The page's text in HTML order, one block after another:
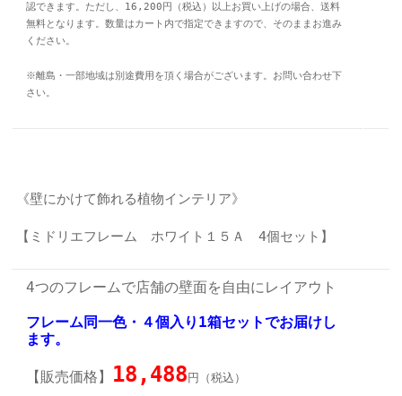
認できます。 ただし、16,200円（税込）以上お買い上げの場合、送料
無料となります。数量はカート内で指定できますので、そのままお進み
ください。
※離島・一部地域は別途費用を頂く場合がございます。お問い合わせ下
さい。
《壁にかけて飾れる植物インテリア》
【ミドリエフレーム ホワイト１５Ａ 4個セット】
4つのフレームで店舗の壁面を自由にレイアウト
フレーム同一色・４個入り1箱セットでお届けし
ます。
【販売価格】 18,488 円（税込）